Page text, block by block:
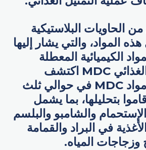
الحاويات البلاستيكية
المواد، والتي يشار إليها
الكيميائية المعطلة
لعملية التمثيل الغذائي MDC اكتشف
الباحثون وجود مواد MDC في حوالي ثلث
بتحليلها، بما يشمل
والشامبو والبلسم
في البراد والقمامة
المياه.